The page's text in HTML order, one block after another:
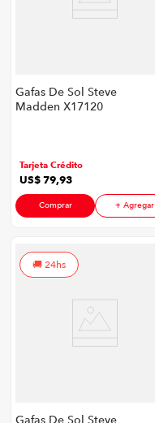
Gafas De Sol Steve
Madden X17120
Tarjeta Crédito
US$79,93
Comprar + Agregar
24hs
Gafas De Sol Steve
congelador